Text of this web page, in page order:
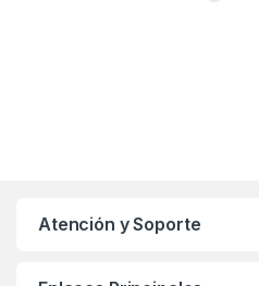
Atención y Soporte